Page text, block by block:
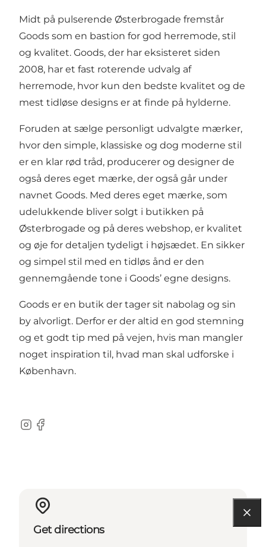
Midt på pulserende Østerbrogade fremstår
Goods som en bastion for god herremode, stil
og kvalitet. Goods, der har eksisteret siden
2008, har et fast roterende udvalg af
herremode, hvor kun den bedste kvalitet og de
mest tidløse designs er at finde på hylderne.
Foruden at sælge personligt udvalgte mærker,
hvor den simple, klassiske og dog moderne stil
er en klar rød tråd, producerer og designer de
også deres eget mærke, der også går under
navnet Goods. Med deres eget mærke, som
udelukkende bliver solgt i butikken på
Østerbrogade og på deres webshop, er kvalitet
og øje for detaljen tydeligt i højsædet. En sikker
og simpel stil med en tidløs ånd er den
gennemgående tone i Goods’ egne designs.
Goods er en butik der tager sit nabolag og sin
by alvorligt. Derfor er der altid en god stemning
og et godt tip med på vejen, hvis man mangler
noget inspiration til, hvad man skal udforske i
København.
Instagram
Facebook
Get directions